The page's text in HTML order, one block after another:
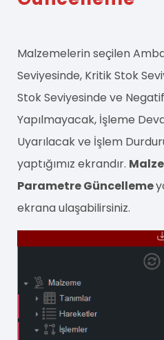
Malzemelerin seçilen
Seviyesinde, Kritik Stok
Stok Seviyesinde ve
Yapılmayacak, İşleme
Uyarılacak ve İşlem
yaptığımız ekrandır.
Parametre Güncelleme
ekrana ulaşabilirsiniz.